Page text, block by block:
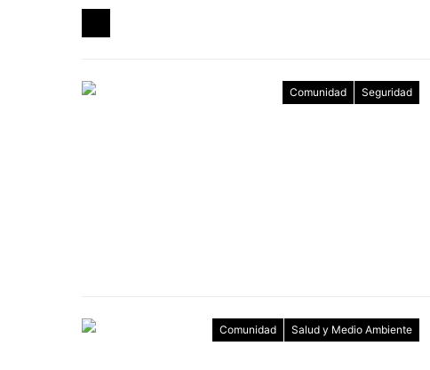
Comunidad Seguridad
Comunidad Salud y Medio Ambiente